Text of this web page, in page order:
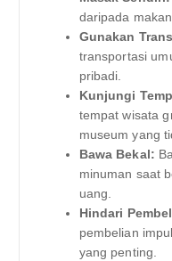
daripada
Gunakan
transportasi
pribadi.
Kunjungi
tempat wisata
museum yang
Bawa Bekal:
minuman saat
uang.
Hindari
pembelian
yang penting.